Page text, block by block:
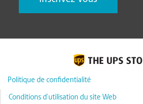
Politique de confidentialité
Conditions d’utilisation du site Web